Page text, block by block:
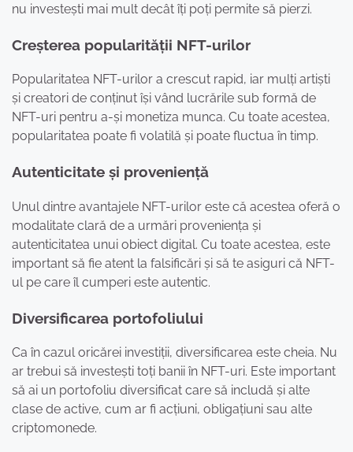
nu investești mai mult decât îți poți permite să pierzi.
Creșterea popularității NFT-urilor
Popularitatea NFT-urilor a crescut rapid, iar mulți artiști
și creatori de conținut își vând lucrările sub formă de
NFT-uri pentru a-și monetiza munca. Cu toate acestea,
popularitatea poate fi volatilă și poate fluctua în timp.
Autenticitate și proveniență
Unul dintre avantajele NFT-urilor este că acestea oferă o
modalitate clară de a urmări proveniența și
autenticitatea unui obiect digital. Cu toate acestea, este
important să fie atent la falsificări și să te asiguri că NFT-
ul pe care îl cumperi este autentic.
Diversificarea portofoliului
Ca în cazul oricărei investiții, diversificarea este cheia. Nu
ar trebui să investești toți banii în NFT-uri. Este important
să ai un portofoliu diversificat care să includă și alte
clase de active, cum ar fi acțiuni, obligațiuni sau alte
criptomonede.